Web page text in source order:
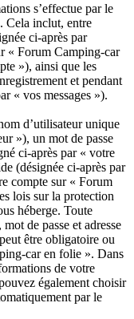
s’effectue par le
Cela inclut, entre
ci-après par
« Forum Camping-car
»), ainsi que les
et pendant
« vos messages »).
d’utilisateur unique
»), un mot de passe
ci-après par « votre
(désignée ci-après par
compte sur « Forum
lois sur la protection
héberge. Toute
de passe et adresse
être obligatoire ou
car en folie ». Dans
de votre
également choisir
par le